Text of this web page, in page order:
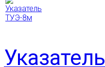
Указатель